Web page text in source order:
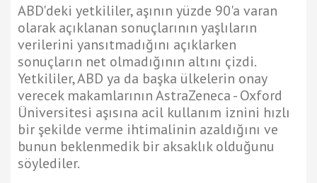
ABD'deki yetkililer, aşının yüzde 90'a varan
olarak açıklanan sonuçlarının yaşlıların
verilerini yansıtmadığını açıklarken
sonuçların net olmadığının altını çizdi.
Yetkililer, ABD ya da başka ülkelerin onay
verecek makamlarının AstraZeneca - Oxford
Üniversitesi aşısına acil kullanım iznini hızlı
bir şekilde verme ihtimalinin azaldığını ve
bunun beklenmedik bir aksaklık olduğunu
söylediler.